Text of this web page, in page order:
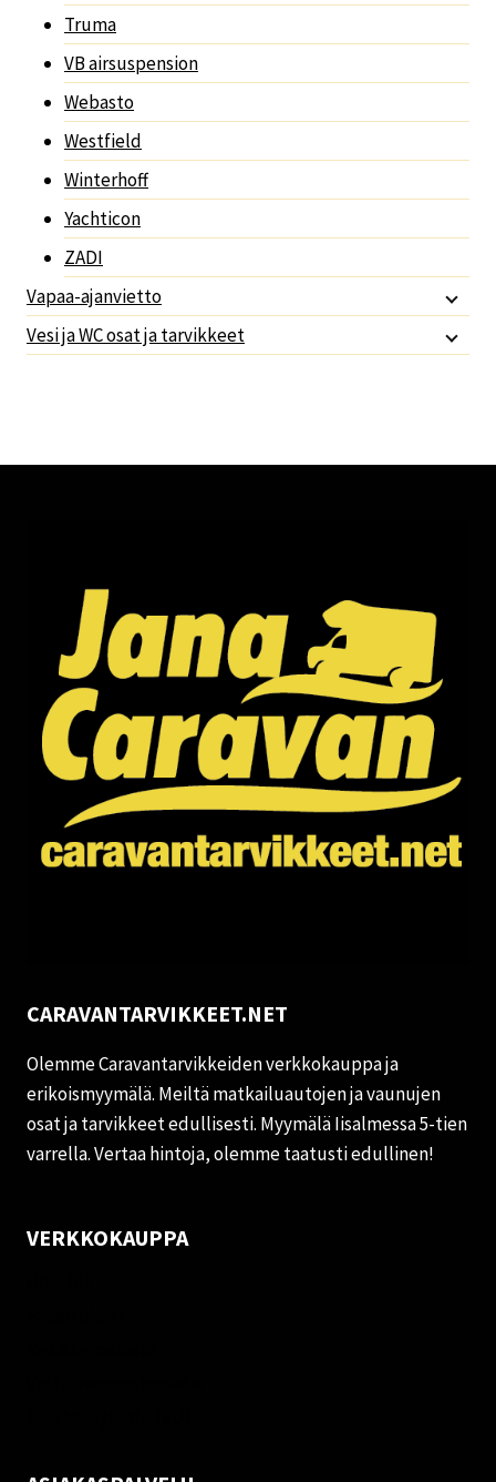
Truma
VB airsuspension
Webasto
Westfield
Winterhoff
Yachticon
ZADI
Vapaa-ajanvietto
Vesi ja WC osat ja tarvikkeet
CARAVANTARVIKKEET.NET
Olemme Caravantarvikkeiden verkkokauppa ja
erikoismyymälä. Meiltä matkailuautojen ja vaunujen
osat ja tarvikkeet edullisesti. Myymälä Iisalmessa 5-tien
varrella. Vertaa hintoja, olemme taatusti edullinen!
VERKKOKAUPPA